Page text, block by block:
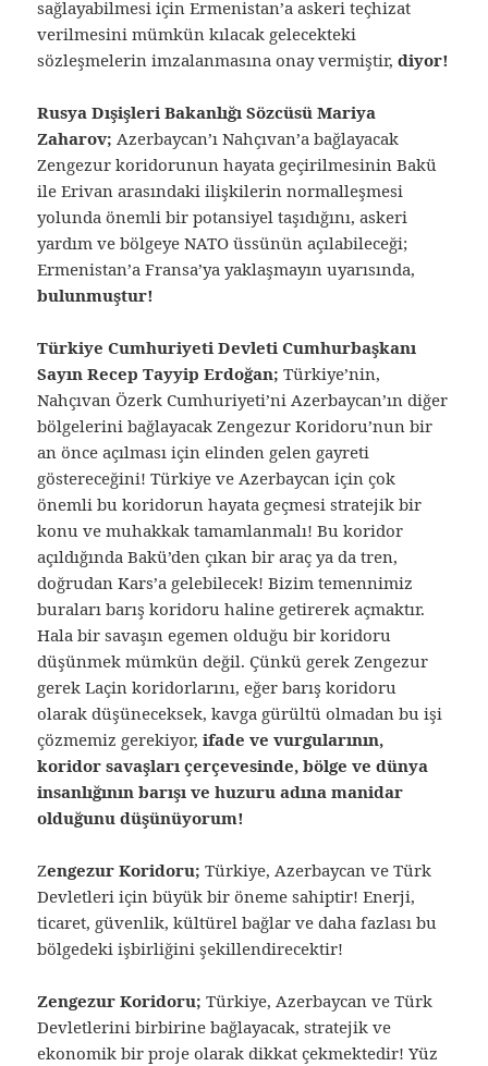
sağlayabilmesi için Ermenistan’a askeri teçhizat
verilmesini mümkün kılacak gelecekteki
sözleşmelerin imzalanmasına onay vermiştir,diyor!
Rusya Dışişleri Bakanlığı Sözcüsü Mariya
Zaharov; Azerbaycan’ı Nahçıvan’a bağlayacak
Zengezur koridorunun hayata geçirilmesinin Bakü
ile Erivan arasındaki ilişkilerin normalleşmesi
yolunda önemli bir potansiyel taşıdığını, askeri
yardım ve bölgeye NATO üssünün açılabileceği;
Ermenistan’a Fransa’ya yaklaşmayın uyarısında,
bulunmuştur!
Türkiye Cumhuriyeti Devleti Cumhurbaşkanı
Sayın Recep Tayyip Erdoğan; Türkiye’nin,
Nahçıvan Özerk Cumhuriyeti’ni Azerbaycan’ın diğer
bölgelerini bağlayacak Zengezur Koridoru’nun bir
an önce açılması için elinden gelen gayreti
göstereceğini! Türkiye ve Azerbaycan için çok
önemli bu koridorun hayata geçmesi stratejik bir
konu ve muhakkak tamamlanmalı! Bu koridor
açıldığında Bakü’den çıkan bir araç ya da tren,
doğrudan Kars’a gelebilecek! Bizim temennimiz
buraları barış koridoru haline getirerek açmaktır.
Hala bir savaşın egemen olduğu bir koridoru
düşünmek mümkün değil. Çünkü gerek Zengezur
gerek Laçin koridorlarını, eğer barış koridoru
olarak düşüneceksek, kavga gürültü olmadan bu işi
çözmemiz gerekiyor,ifade ve vurgularının,
koridor savaşları çerçevesinde, bölge ve dünya
insanlığının barışı ve huzuru adına manidar
olduğunu düşünüyorum!
Zengezur Koridoru; Türkiye, Azerbaycan ve Türk
Devletleri için büyük bir öneme sahiptir! Enerji,
ticaret, güvenlik, kültürel bağlar ve daha fazlası bu
bölgedeki işbirliğini şekillendirecektir!
Zengezur Koridoru; Türkiye, Azerbaycan ve Türk
Devletlerini birbirine bağlayacak, stratejik ve
ekonomik bir proje olarak dikkat çekmektedir! Yüz